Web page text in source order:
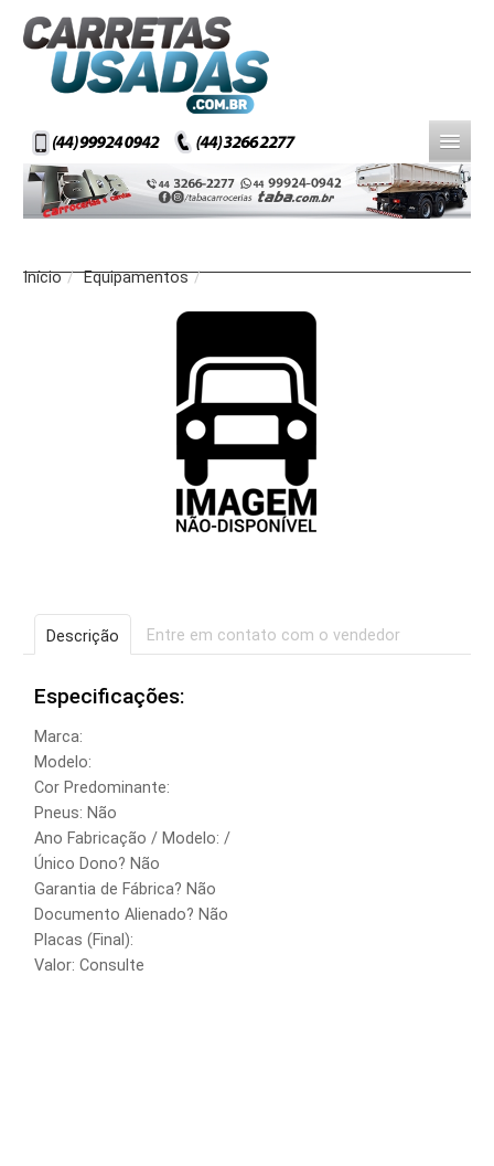
Início / Equipamentos /
Descrição Entre em contato com o vendedor
Especificações:
Marca:
Modelo:
Cor Predominante:
Pneus: Não
Ano Fabricação / Modelo: /
Único Dono? Não
Garantia de Fábrica? Não
Documento Alienado? Não
Placas (Final):
Valor: Consulte